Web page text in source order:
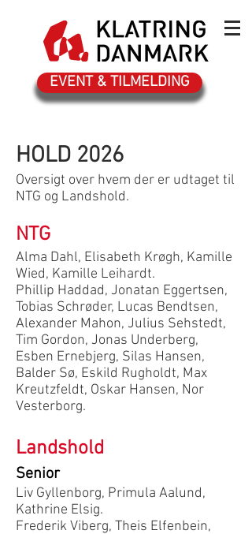
EVENT & TILMELDING
HOLD 2026
Oversigt over hvem der er udtaget til
NTG og Landshold.
NTG
Alma Dahl, Elisabeth Krøgh, Kamille
Wied, Kamille Leihardt.
Phillip Haddad, Jonatan Eggertsen,
Tobias Schrøder, Lucas Bendtsen,
Alexander Mahon, Julius Sehstedt,
Tim Gordon, Jonas Underberg,
Esben Ernebjerg, Silas Hansen,
Balder Sø, Eskild Rugholdt, Max
Kreutzfeldt, Oskar Hansen, Nor
Vesterborg.
Landshold
Senior
Liv Gyllenborg, Primula Aalund,
Kathrine Elsig.
Frederik Viberg, Theis Elfenbein,